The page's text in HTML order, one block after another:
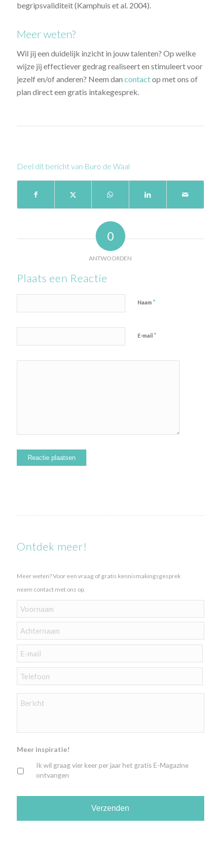
begripsvaliditeit (Kamphuis et al. 2004).
Meer weten?
Wil jij een duidelijk inzicht in jouw talenten? Op welke
wijze jij effectiever gedrag realiseert en stimuleert voor
jezelf en/of anderen? Neem dan contactop met ons of
plan direct een gratis intakegesprek.
Deel dit bericht van Buro de Waal
0
ANTWOORDEN
Plaats een Reactie
Naam *
E-mail *
Ontdek meer!
Naam *
Meer weten? Voor een vraag of gratis kennismakingsgesprek
neem contact met ons op.
Voornaam
Achternaam
mailadres
titel *
Meer inspiratie!
Ik wil graag vier keer per jaar het gratis E-Magazine
ontvangen